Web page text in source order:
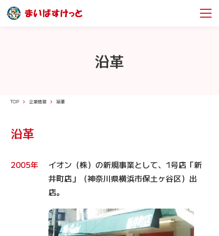
沿革
TOP 企業情報 沿革
沿革
2005年
イオン（株）の新規事業として、1号店「新
井町店」（神奈川県横浜市保土ヶ谷区）出
店。